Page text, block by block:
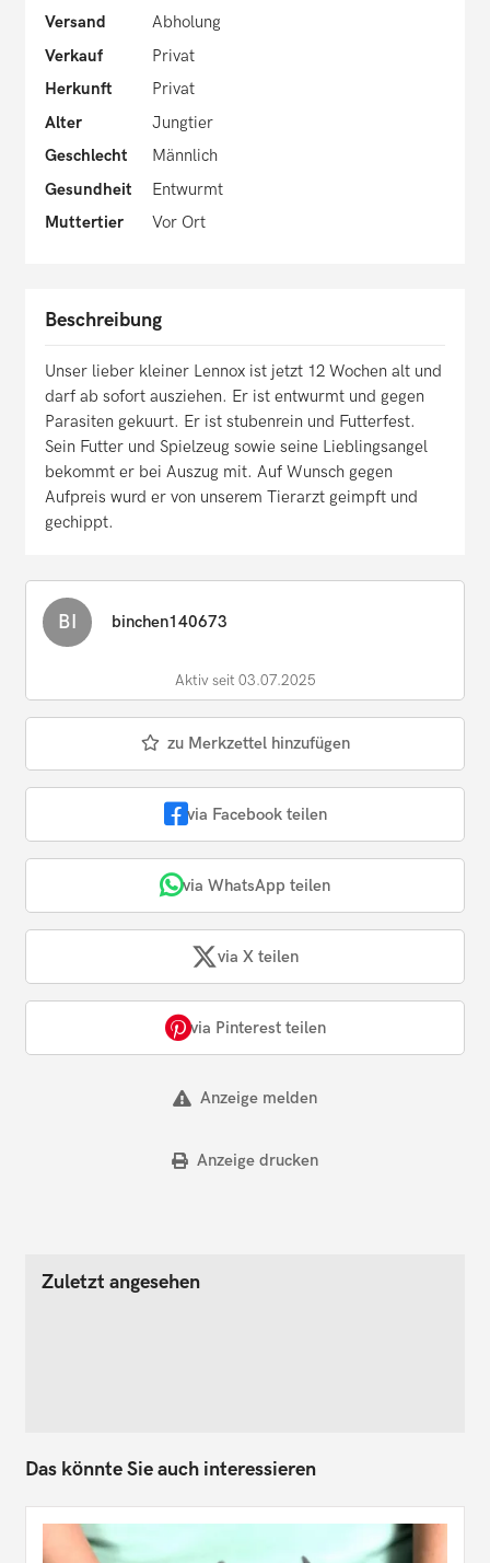
Versand
Abholung
Verkauf
Privat
Herkunft
Privat
Alter
Jungtier
Geschlecht
Männlich
Gesundheit
Entwurmt
Muttertier
Vor Ort
Beschreibung
Unser lieber kleiner Lennox ist jetzt 12 Wochen alt und
darf ab sofort ausziehen. Er ist entwurmt und gegen
Parasiten gekuurt. Er ist stubenrein und Futterfest.
Sein Futter und Spielzeug sowie seine Lieblingsangel
bekommt er bei Auszug mit. Auf Wunsch gegen
Aufpreis wurd er von unserem Tierarzt geimpft und
gechippt.
BI binchen140673
Aktiv seit 03.07.2025
zu Merkzettel hinzufügen
via Facebook teilen
via WhatsApp teilen
via X teilen
via Pinterest teilen
Anzeige melden
Anzeige drucken
Zuletzt angesehen
Das könnte Sie auch interessieren